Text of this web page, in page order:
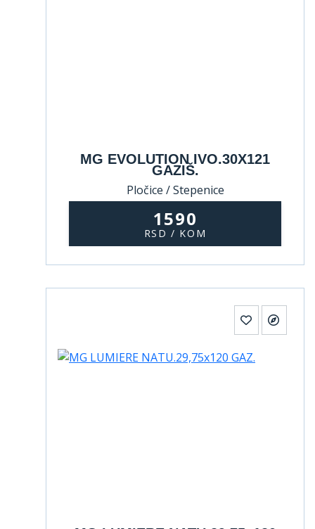
MG EVOLUTION IVO.30X121
GAZIŠ.
Pločice / Stepenice
1590
RSD / KOM